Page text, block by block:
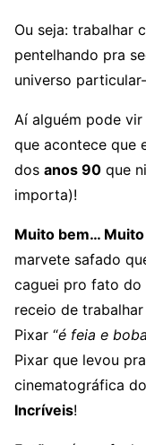
Ou seja: trabalhar
pentelhando pra
universo
Aí alguém pode vir
que acontece que
dos anos 90 que
importa)!
Muito bem…
marvete safado
caguei pro fato do
receio de
Pixar “é feia e boba
Pixar que levou
cinematográfica do
Incríveis!